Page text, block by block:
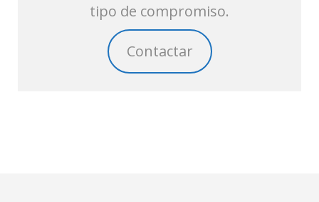
tipo de compromiso.
Contactar